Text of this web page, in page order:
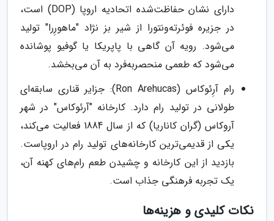
دارای نشان حفاظت‌شده اتحادیه اروپا (DOP) است،
در جزیره فوئرته‌ونتورا از شیر بز نژاد "ماهورِرا" تولید
می‌شود. رویه آن گاهی با پاپریکا یا گوفیو پوشانده
می‌شود که طعمی منحصربه‌فرد به آن می‌بخشد.
رام آرِئوکاس (Ron Arehucas): جزایر قناری سابقه‌ای
طولانی در تولید رام دارد. کارخانه "آرئوکاس" در شهر
آروکاس (گران کاناریا) که از سال 1884 فعالیت می‌کند،
یکی از قدیمی‌ترین کارخانه‌های تولید رام در اروپاست.
بازدید از این کارخانه و چشیدن طعم رام‌های کهنه آن،
یک تجربه فرهنگی جذاب است.
نکات کلیدی و هزینه‌ها